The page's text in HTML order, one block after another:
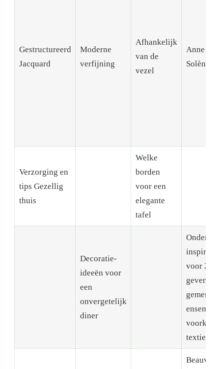
Gestructureerd
Jacquard
Moderne
verfijning
Afhankelijk
van de
vezel
Anne de
Solène
Verzorging en
tips Gezellig
thuis
Welke
borden
voor een
elegante
tafel
Decoratie-
ideeën voor
een
onvergetelijk
diner
Onder de
voor
geven
voorkeur
textiel